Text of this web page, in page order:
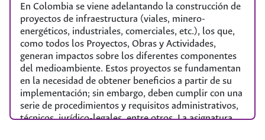
En Colombia se viene adelantando la construcción de
proyectos de infraestructura (viales, minero-
energéticos, industriales, comerciales, etc.), los que,
como todos los Proyectos, Obras y Actividades,
generan impactos sobre los diferentes componentes
del medioambiente. Estos proyectos se fundamentan
en la necesidad de obtener beneficios a partir de su
implementación; sin embargo, deben cumplir con una
serie de procedimientos y requisitos administrativos,
técnicos, jurídico-legales, entre otros. La asignatura